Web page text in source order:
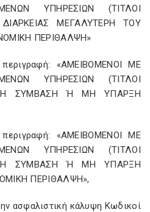
ΥΠΗΡΕΣΙΩΝ (ΤΙΤΛΟΙ
ΜΕΓΑΛΥΤΕΡΗ ΤΟΥ
ΠΕΡΙΘΑΛΨΗ»
«ΑΜΕΙΒΟΜΕΝΟΙ ΜΕ
ΥΠΗΡΕΣΙΩΝ (ΤΙΤΛΟΙ
ΣΥΜΒΑΣΗ Ή ΜΗ ΥΠΑΡΞΗ
«ΑΜΕΙΒΟΜΕΝΟΙ ΜΕ
ΥΠΗΡΕΣΙΩΝ (ΤΙΤΛΟΙ
ΣΥΜΒΑΣΗ Ή ΜΗ ΥΠΑΡΞΗ
ΠΕΡΙΘΑΛΨΗ»,
ασφαλιστική κάλυψη Κωδικοί